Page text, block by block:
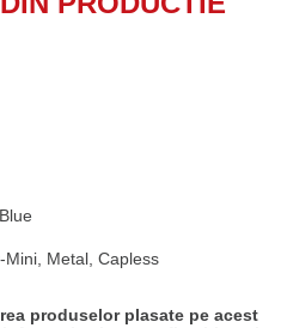
Mini, Metal, Capless
produselor plasate pe acest